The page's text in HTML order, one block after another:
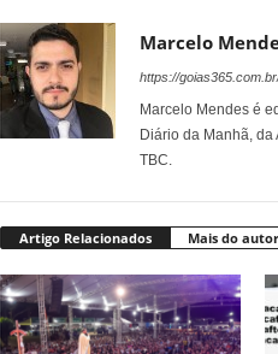
Marcelo
https://
Marcelo Mendes é
Diário da Manhã,
TBC.
Artigo Relacionados Mais do autor